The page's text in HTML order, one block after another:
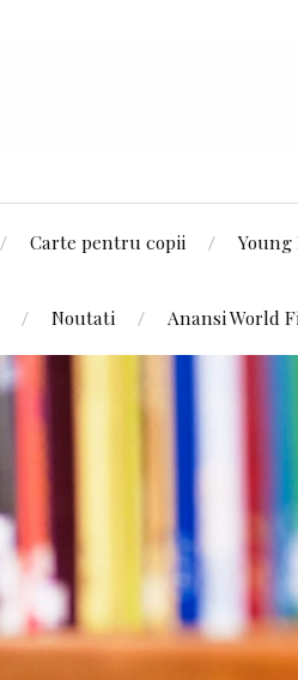
Carte pentru copii
Noutati Anansi World